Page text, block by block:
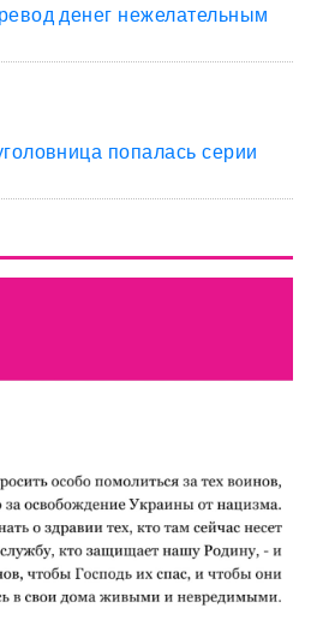
денег нежелательным
попалась серии